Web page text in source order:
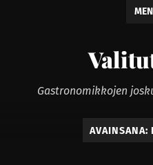
Gastronomikkojen
AVAINSANA: